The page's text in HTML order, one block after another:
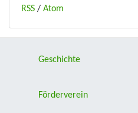
RSS / Atom
Geschichte
Förderverein